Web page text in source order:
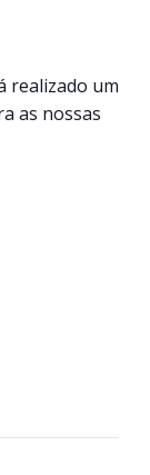
realizado um
as nossas